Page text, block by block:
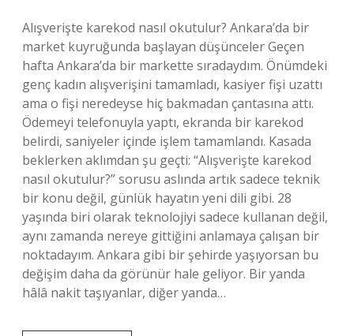
Alışverişte karekod nasıl okutulur? Ankara’da bir
market kuyruğunda başlayan düşünceler Geçen
hafta Ankara’da bir markette sıradaydım. Önümdeki
genç kadın alışverişini tamamladı, kasiyer fişi uzattı
ama o fişi neredeyse hiç bakmadan çantasına attı.
Ödemeyi telefonuyla yaptı, ekranda bir karekod
belirdi, saniyeler içinde işlem tamamlandı. Kasada
beklerken aklımdan şu geçti: “Alışverişte karekod
nasıl okutulur?” sorusu aslında artık sadece teknik
bir konu değil, günlük hayatın yeni dili gibi. 28
yaşında biri olarak teknolojiyi sadece kullanan değil,
aynı zamanda nereye gittiğini anlamaya çalışan bir
noktadayım. Ankara gibi bir şehirde yaşıyorsan bu
değişim daha da görünür hale geliyor. Bir yanda
hâlâ nakit taşıyanlar, diğer yanda…